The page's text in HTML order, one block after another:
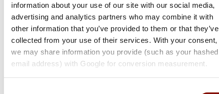
information about your use of our site with our social media,
advertising and analytics partners who may combine it with
other information that you’ve provided to them or that they’ve
collected from your use of their services. With your consent,
we may share information you provide (such as your hashed
email address) with Google for conversion measurement.
Browning
X-Bolt 2 Nordic Eclipse Adjustable Threaded
Flera varianter